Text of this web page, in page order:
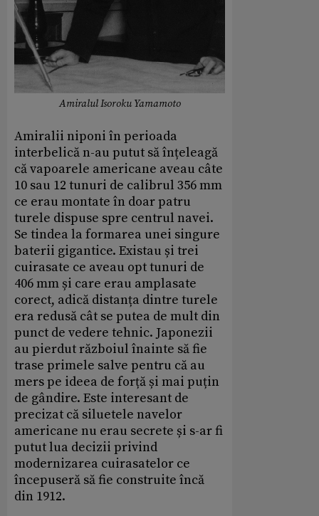
Amiralul Isoroku Yamamoto
Amiralii niponi în perioada
interbelică n-au putut să înțeleagă
că vapoarele americane aveau câte
10 sau 12 tunuri de calibrul 356 mm
ce erau montate în doar patru
turele dispuse spre centrul navei.
Se tindea la formarea unei singure
baterii gigantice. Existau și trei
cuirasate ce aveau opt tunuri de
406 mm și care erau amplasate
corect, adică distanța dintre turele
era redusă cât se putea de mult din
punct de vedere tehnic. Japonezii
au pierdut războiul înainte să fie
trase primele salve pentru că au
mers pe ideea de forță și mai puțin
de gândire. Este interesant de
precizat că siluetele navelor
americane nu erau secrete și s-ar fi
putut lua decizii privind
modernizarea cuirasatelor ce
începuseră să fie construite încă
din 1912.